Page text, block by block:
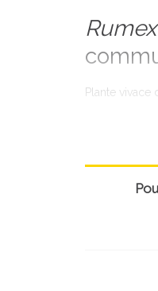
Plante vivace